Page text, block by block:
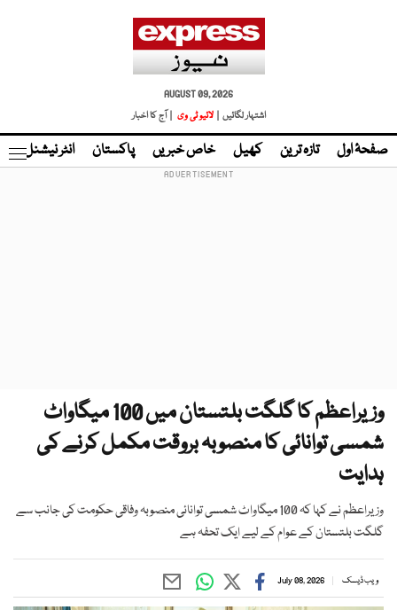
AUGUST 09, 2026
اشتہار لگائیں |
لائیو ٹی وی | آج کا اخبار
صفحۂ اول تازہ ترین کھیل خاص خبریں پاکستان انٹر نیشنل
وزیراعظم کا گلگت بلتستان میں 100 میگاواٹ
شمسی توانائی کا منصوبہ بروقت مکمل کرنے کی
ہدایت
وزیراعظم نے کہا کہ 100 میگاواٹ شمسی توانائی منصوبہ وفاقی حکومت کی جانب سے
گلگت بلتستان کے عوام کے لیے ایک تحفہ ہے
ویب ڈیسک July 08, 2026